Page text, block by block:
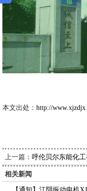
本文出处： http://
上一篇： 呼伦贝尔东能化工
相关新闻